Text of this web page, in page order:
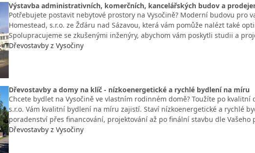
Výstavba administrativních, komerčních, kancelářských budov a
Potřebujete postavit nebytové prostory na Vysočině? Moderní budovu pro
Homestead, s.r.o. ze Žďáru nad Sázavou, která vám pomůže nalézt také
Spolupracujeme se zkušenými inženýry, abychom vám poskytli studii a
Dřevostavby z Vysočiny
Dřevostavby a domy na klíč - nízkoenergetické a rychlé bydlení na míru
Chcete bydlet na Vysočině ve vlastním rodinném domě? Toužíte po kvalitní
s.r.o. Vám kvalitní bydlení na míru zajistí. Staví nízkoenergetické a rychlé
poradenství přes financování, projektování až po finální stavbu dle Vašeho
Dřevostavby z Vysočiny